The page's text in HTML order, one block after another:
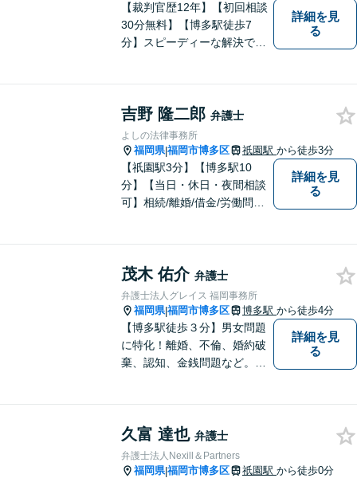
【裁判官歴12年】【初回相談
30分無料】【博多駅徒歩7
分】スピーディーな解決で
「明日に向かって進む力」を
サポートします。
詳細を見
る
吉野 隆二郎 弁護士
よしの法律事務所
福岡県|福岡市博多区 祇園駅 から徒歩3分
【祇園駅3分】【博多駅10
分】【当日・休日・夜間相談
可】相続/離婚/借金/労働問題/
りうかがい、円滑な解決のた
めに「スピード感」を大事に
しております。
詳細を見
る
茂木 佑介 弁護士
弁護士法人グレイス 福岡事務所
福岡県|福岡市博多区 博多駅 から徒歩4分
【博多駅徒歩３分】男女問題
に特化！離婚、不倫、婚約破
棄、認知、金銭問題など。豊
よう全力でサポートいたしま
す【初回相談無料】【子連れ
相談可】
詳細を見
る
久富 達也 弁護士
弁護士法人Nexill＆Partners
福岡県|福岡市博多区 祇園駅 から徒歩0分